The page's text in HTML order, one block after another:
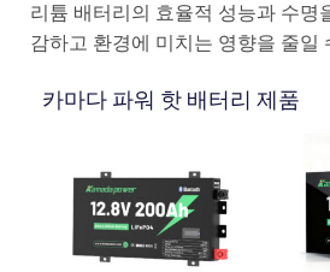
리튬 배터리의 효율적 성능과 수명
감하고 환경에 미치는 영향을 줄일
카마다 파워 핫 배터리 제품